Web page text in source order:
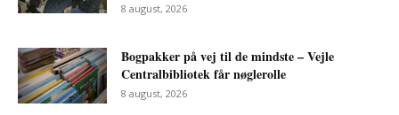
8 august, 2026
Bogpakker på vej til de mindste – Vejle
Centralbibliotek får nøglerolle
8 august, 2026